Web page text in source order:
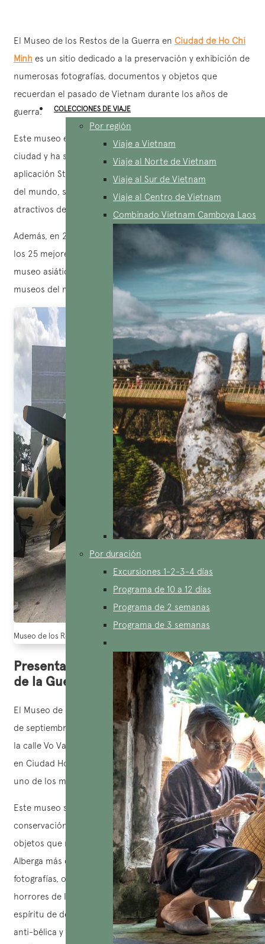
COLECCIONES DE VIAJE
Por región
Viaje a Vietnam
Viaje al Norte de Vietnam
Viaje al Sur de Vietnam
Viaje al Centro de Vietnam
Combinado Vietnam Camboya Laos
Por duración
Excursiones 1-2-3-4 días
Programa de 10 a 12 días
Programa de 2 semanas
Programa de 3 semanas
El Museo de los Restos de la Guerra en Ciudad de Ho Chi
Minh es un sitio dedicado a la preservación y exhibición de
numerosas fotografías, documentos y objetos que
recuerdan el pasado de Vietnam durante los años de
guerra.
Este museo es una de las principales atracciones de la
ciudad y ha sido reconocido a nivel internacional. Según la
aplicación Stasher, que clasifica lugares en 250 ciudades
del mundo, se encuentra entre los 99 sitios turísticos más
atractivos del mundo.
Además, en 2013, fue clasificado en el quinto lugar entre
los 25 mejores museos de Asia y, en 2018, fue el único
museo asiático incluido en el top 10 de los mejores
museos del mundo.
Museo de los Restos de la Guerra en la ciudad de Ho Chi Minh (Fuente:
Presentación del Museo de los Restos
de la Guerra
El Museo de los Restos de la Guerra fue establecido el 4
de septiembre de 1975 y está ubicado en el número 28 de
la calle Vo Van Tan, en el barrio de Vo Thi Sau, distrito 3,
en Ciudad Ho Chi Minh, cerca del centro de la ciudad. Es
uno de los museos más reconocidos de la ciudad.
Este museo se especializa en la investigación, recolección,
conservación y exposición de documentos, fotografías y
objetos que narran la brutalidad de la Guerra de Vietnam.
Alberga más de 20,000 artefactos del siglo XX, entre ellos
fotografías, objetos y reportes que no solo muestran los
horrores de la guerra, sino que también transmiten el
espíritu de defensa de la independencia, la conciencia
anti-bélica y la importancia de preservar la paz entre las